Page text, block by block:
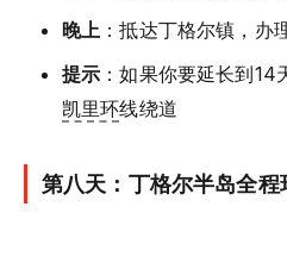
晚上 ：抵达丁格尔镇，办
提示 ：如果你要延长到
凯里环线绕道
第八天：丁格尔半岛全程